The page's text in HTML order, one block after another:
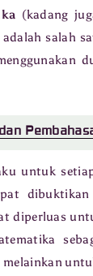
(kadang
salah
untuk
diperluas
melainkan